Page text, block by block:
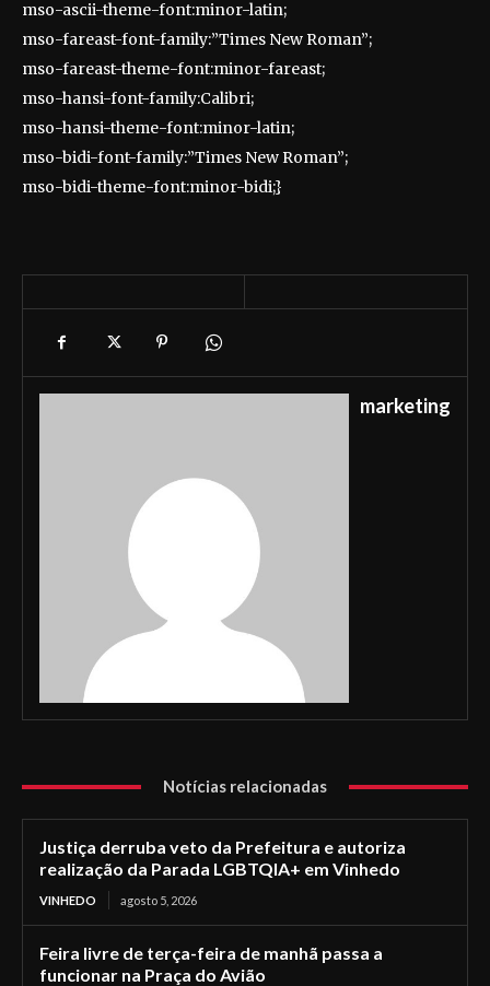
mso-ascii-theme-font:minor-latin;
mso-fareast-font-family:”Times New Roman”;
mso-fareast-theme-font:minor-fareast;
mso-hansi-font-family:Calibri;
mso-hansi-theme-font:minor-latin;
mso-bidi-font-family:”Times New Roman”;
mso-bidi-theme-font:minor-bidi;}
marketing
Notícias relacionadas
Justiça derruba veto da Prefeitura e autoriza
realização da Parada LGBTQIA+ em Vinhedo
VINHEDO agosto 5, 2026
Feira livre de terça-feira de manhã passa a
funcionar na Praça do Avião